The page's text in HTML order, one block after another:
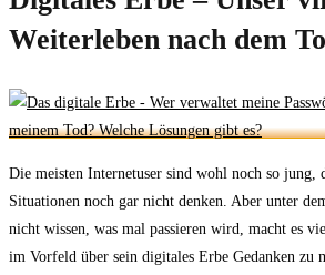
Weiterleben nach dem
Die meisten Internetuser sind wohl noch so jung,
Situationen noch gar nicht denken. Aber unter
nicht wissen, was mal passieren wird, macht es
im Vorfeld über sein digitales Erbe Gedanken zu